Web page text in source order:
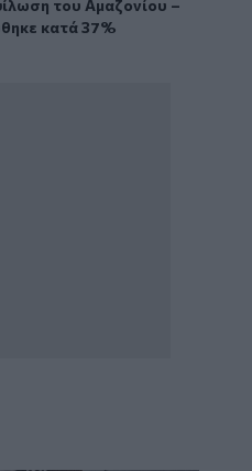
του Αμαζονίου –
κατά 37%